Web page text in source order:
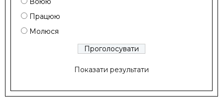
Працюю
Молюся
Показати результати